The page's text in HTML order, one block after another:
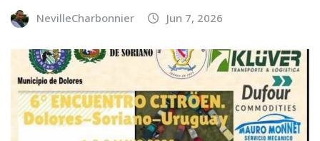
NevilleCharbonnier Jun 7, 2026